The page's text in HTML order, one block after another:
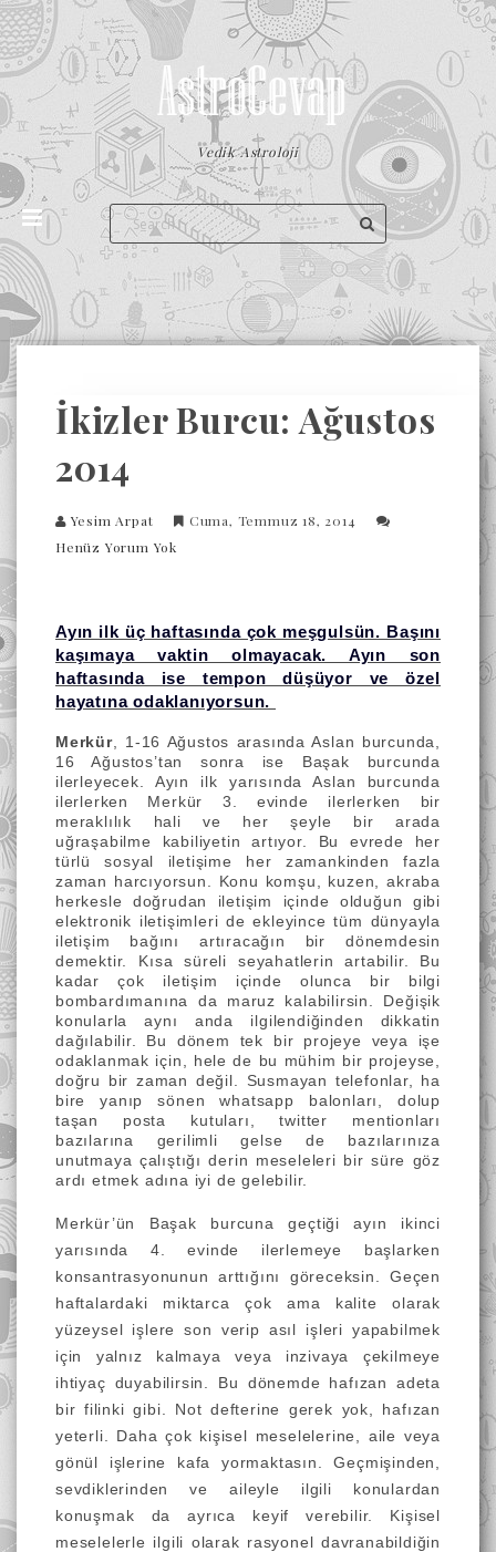
Vedik Astroloji
İkizler Burcu: Ağustos
2014
Yesim Arpat
Cuma, Temmuz 18, 2014
Henüz Yorum Yok
Ayın ilk üç haftasında çok meşgulsün. Başını
kaşımaya vaktin olmayacak. Ayın son
haftasında ise tempon düşüyor ve özel
hayatına odaklanıyorsun.
Merkür, 1-16 Ağustos arasında Aslan burcunda,
16 Ağustos’tan sonra ise Başak burcunda
ilerleyecek. Ayın ilk yarısında Aslan burcunda
ilerlerken Merkür 3. evinde ilerlerken bir
meraklılık hali ve her şeyle bir arada
uğraşabilme kabiliyetin artıyor. Bu evrede her
türlü sosyal iletişime her zamankinden fazla
zaman harcıyorsun. Konu komşu, kuzen, akraba
herkesle doğrudan iletişim içinde olduğun gibi
elektronik iletişimleri de ekleyince tüm dünyayla
iletişim bağını artıracağın bir dönemdesin
demektir. Kısa süreli seyahatlerin artabilir. Bu
kadar çok iletişim içinde olunca bir bilgi
bombardımanına da maruz kalabilirsin. Değişik
konularla aynı anda ilgilendiğinden dikkatin
dağılabilir. Bu dönem tek bir projeye veya işe
odaklanmak için, hele de bu mühim bir projeyse,
doğru bir zaman değil. Susmayan telefonlar, ha
bire yanıp sönen whatsapp balonları, dolup
taşan posta kutuları, twitter mentionları
bazılarına gerilimli gelse de bazılarınıza
unutmaya çalıştığı derin meseleleri bir süre göz
ardı etmek adına iyi de gelebilir.
Merkür’ün Başak burcuna geçtiği ayın ikinci
yarısında 4. evinde ilerlemeye başlarken
konsantrasyonunun arttığını göreceksin. Geçen
haftalardaki miktarca çok ama kalite olarak
yüzeysel işlere son verip asıl işleri yapabilmek
için yalnız kalmaya veya inzivaya çekilmeye
ihtiyaç duyabilirsin. Bu dönemde hafızan adeta
bir filinki gibi. Not defterine gerek yok, hafızan
yeterli. Daha çok kişisel meselelerine, aile veya
gönül işlerine kafa yormaktasın. Geçmişinden,
sevdiklerinden ve aileyle ilgili konulardan
konuşmak da ayrıca keyif verebilir. Kişisel
meselelerle ilgili olarak rasyonel davranabildiğin